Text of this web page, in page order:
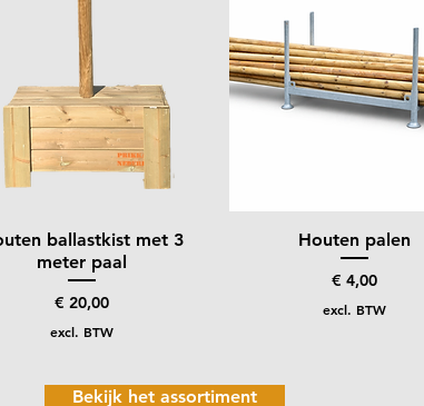
Snel overzicht
ballastkist met 3
meter paal
Prijs
€ 20,00
excl. BTW
Snel overzicht
Houten palen
Prijs
€ 4,00
excl. BTW
Bekijk het assortiment